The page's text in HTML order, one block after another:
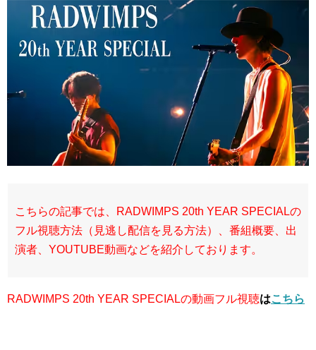
こちらの記事では、RADWIMPS 20th YEAR SPECIALの
フル視聴方法（見逃し配信を見る方法）、番組概要、出
演者、YOUTUBE動画などを紹介しております。
RADWIMPS 20th YEAR SPECIALの動画フル視聴はこちら